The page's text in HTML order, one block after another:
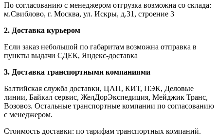
По согласованию с менеджером отгрузка возможна со склада:
м.Свиблово, г. Москва, ул. Искры, д.31, строение 3
2. Доставка курьером
Если заказ небольшой по габаритам возможна отправка в
пункты выдачи СДЕК, Яндекс-доставка
3. Доставка транспортными компаниями
Балтийская служба доставки, ЦАП, КИТ, ПЭК, Деловые
линии, Байкал сервис, ЖелДорЭкспедиция, Мейджик Транс,
Возовоз. Остальные транспортные компании по согласованию
с менеджером.
Стоимость доставки: по тарифам транспортных компаний.